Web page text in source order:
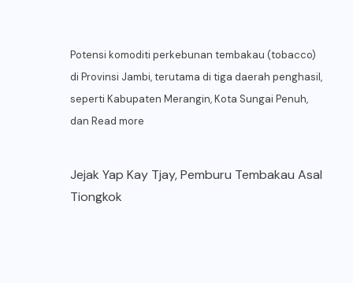
Potensi komoditi perkebunan tembakau (tobacco)
di Provinsi Jambi, terutama di tiga daerah penghasil,
seperti Kabupaten Merangin, Kota Sungai Penuh,
dan Read more
Jejak Yap Kay Tjay, Pemburu Tembakau Asal
Tiongkok